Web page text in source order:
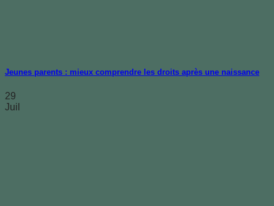
Jeunes parents : mieux comprendre les droits après une naissance
29
Juil